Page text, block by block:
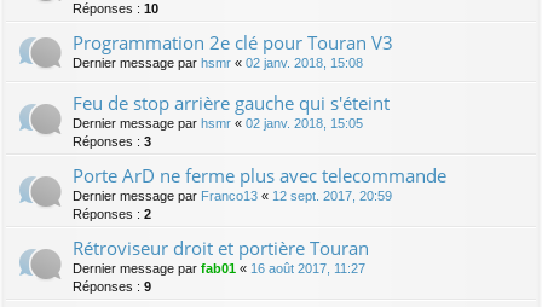
Réponses : 10
Programmation 2e clé pour Touran V3
Dernier message par hsmr « 02 janv. 2018, 15:08
Feu de stop arrière gauche qui s'éteint
Dernier message par hsmr « 02 janv. 2018, 15:05
Réponses : 3
Porte ArD ne ferme plus avec telecommande
Dernier message par Franco13 « 12 sept. 2017, 20:59
Réponses : 2
Rétroviseur droit et portière Touran
Dernier message par fab01 « 16 août 2017, 11:27
Réponses : 9